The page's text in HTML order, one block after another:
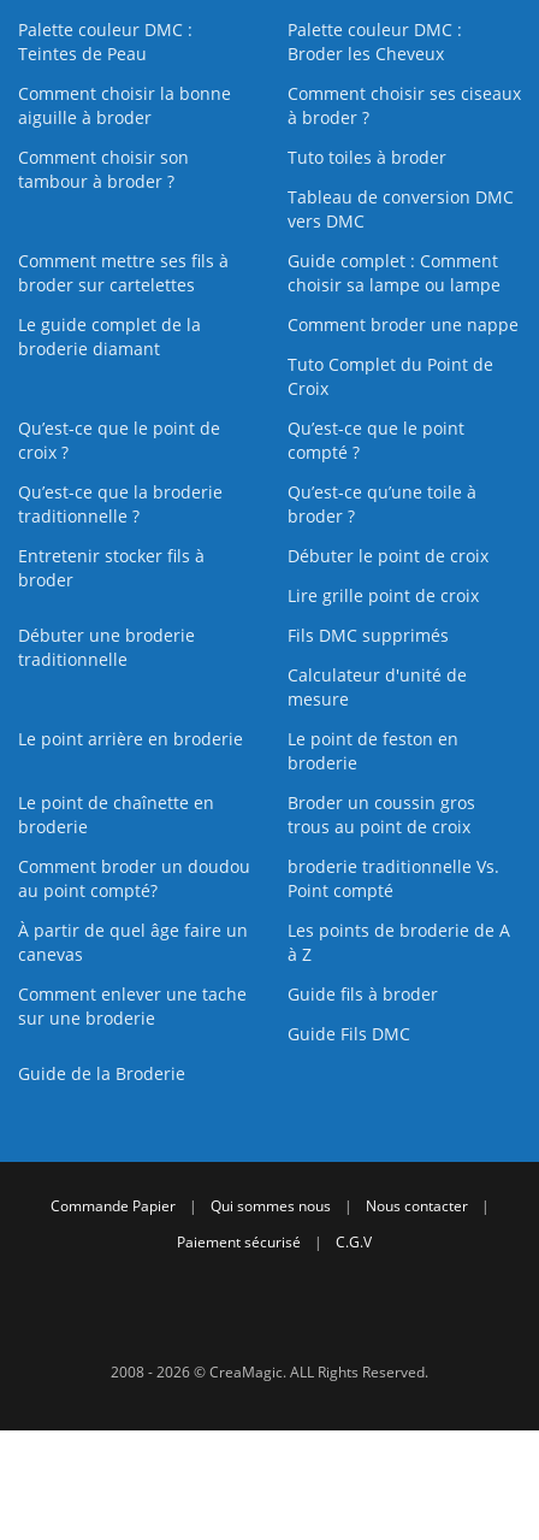
Palette couleur DMC :
Teintes de Peau
Palette couleur DMC :
Broder les Cheveux
Comment choisir la bonne
aiguille à broder
Comment choisir ses ciseaux
à broder ?
Comment choisir son
tambour à broder ?
Tuto toiles à broder
Tableau de conversion DMC
vers DMC
Comment mettre ses fils à
broder sur cartelettes
Guide complet : Comment
choisir sa lampe ou lampe
Le guide complet de la
broderie diamant
Comment broder une nappe
Tuto Complet du Point de
Croix
Qu’est-ce que le point de
croix ?
Qu’est-ce que le point
compté ?
Qu’est-ce que la broderie
traditionnelle ?
Qu’est‑ce qu’une toile à
broder ?
Entretenir stocker fils à
broder
Débuter le point de croix
Lire grille point de croix
Débuter une broderie
traditionnelle
Fils DMC supprimés
Calculateur d'unité de
mesure
Le point arrière en broderie
Le point de feston en
broderie
Le point de chaînette en
broderie
Broder un coussin gros
trous au point de croix
Comment broder un doudou
au point compté?
broderie traditionnelle Vs.
Point compté
À partir de quel âge faire un
canevas
Les points de broderie de A
à Z
Comment enlever une tache
sur une broderie
Guide fils à broder
Guide Fils DMC
Guide de la Broderie
Commande Papier | Qui sommes nous | Nous contacter
|
Paiement sécurisé
| C.G.V
2008 - 2026 © CreaMagic. ALL Rights Reserved.